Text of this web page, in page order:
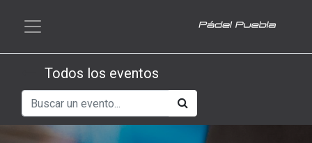
Todos los eventos